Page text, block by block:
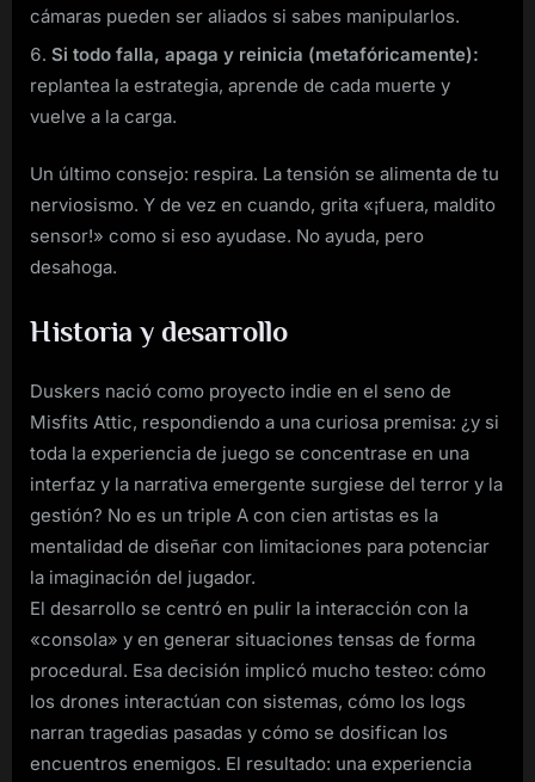
cámaras pueden ser aliados si sabes manipularlos.
Si todo falla, apaga y reinicia (metafóricamente):
replantea la estrategia, aprende de cada muerte y
vuelve a la carga.
Un último consejo: respira. La tensión se alimenta de tu
nerviosismo. Y de vez en cuando, grita «¡fuera, maldito
sensor!» como si eso ayudase. No ayuda, pero
desahoga.
Historia y desarrollo
Duskers nació como proyecto indie en el seno de
Misfits Attic, respondiendo a una curiosa premisa: ¿y si
toda la experiencia de juego se concentrase en una
interfaz y la narrativa emergente surgiese del terror y la
gestión? No es un triple A con cien artistas es la
mentalidad de diseñar con limitaciones para potenciar
la imaginación del jugador.
El desarrollo se centró en pulir la interacción con la
«consola» y en generar situaciones tensas de forma
procedural. Esa decisión implicó mucho testeo: cómo
los drones interactúan con sistemas, cómo los logs
narran tragedias pasadas y cómo se dosifican los
encuentros enemigos. El resultado: una experiencia